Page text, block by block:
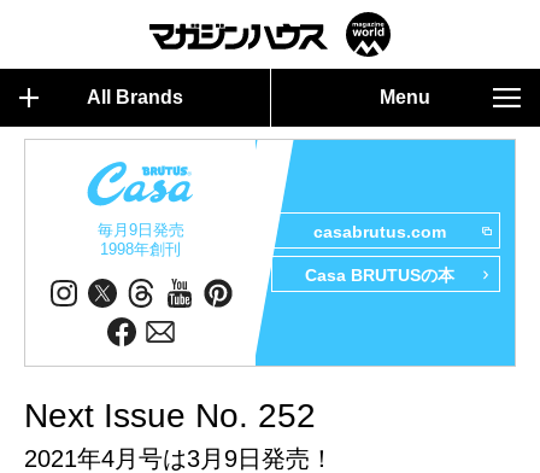
All Brands Menu
毎月9日発売
1998年創刊
casabrutus.com
Casa BRUTUSの本
Next Issue No. 252
2021年4月号は3月9日発売！